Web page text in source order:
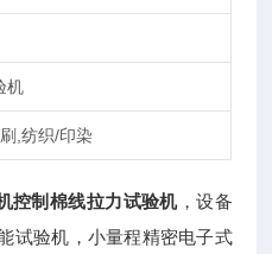
机
,纺织/印染
控制棉线拉力试验机，设备
试验机，小量程精密电子式